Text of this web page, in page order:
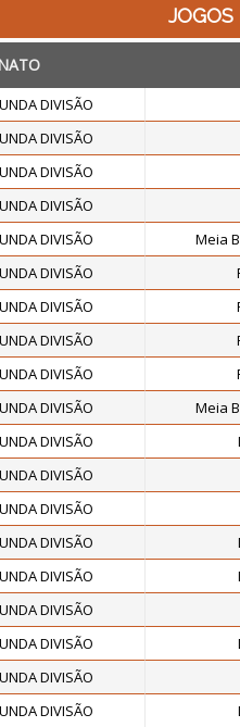
JOGOS
DIVISÃO
DIVISÃO
DIVISÃO
DIVISÃO
DIVISÃO Meia
DIVISÃO
DIVISÃO
DIVISÃO
DIVISÃO
DIVISÃO Meia
DIVISÃO
DIVISÃO
DIVISÃO
DIVISÃO
DIVISÃO
DIVISÃO
DIVISÃO
DIVISÃO
DIVISÃO